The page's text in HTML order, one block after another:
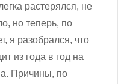
растерялся, не
но теперь, по
я разобрался, что
из года в год на
Причины, по